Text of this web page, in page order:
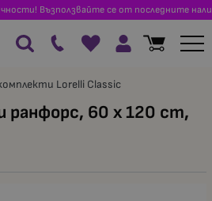
Възползвайте се от последните
Lorelli Classic
60 х 120 cm,